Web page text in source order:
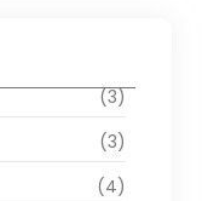
(3)
(3)
(4)